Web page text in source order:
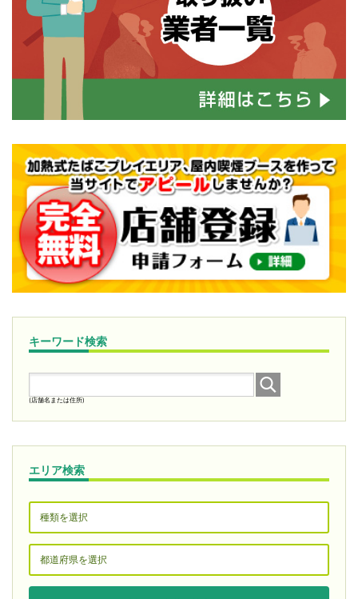
キーワード検索
(店舗名または住所)
エリア検索